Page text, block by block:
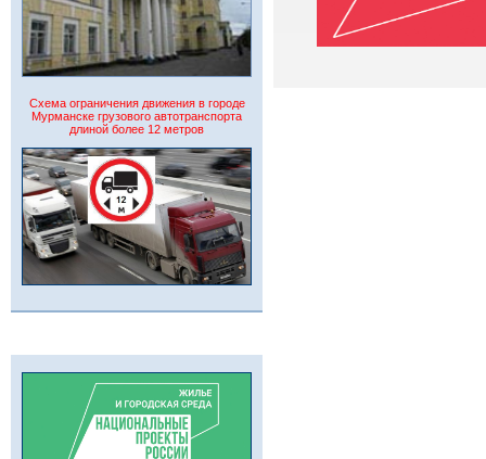
Схема ограничения движения в городе
Мурманске грузового автотранспорта
длиной более 12 метров